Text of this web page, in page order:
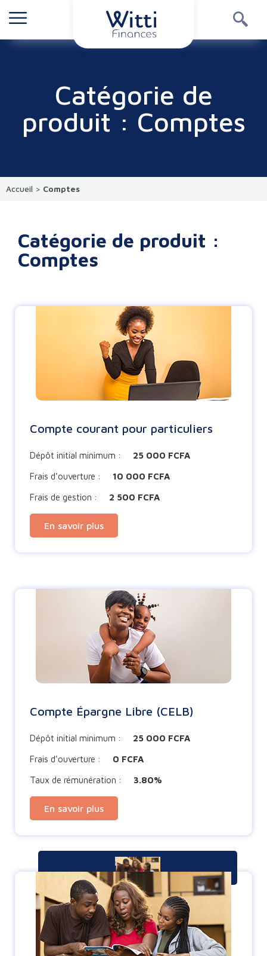
Catégorie de
produit : Comptes
Accueil > Comptes
Catégorie de produit :
Comptes
Compte courant pour particuliers
Dépôt initial minimum : 25 000 FCFA
Frais d’ouverture : 10 000 FCFA
Frais de gestion : 2 500 FCFA
En savoir plus
Compte Épargne Libre (CELB)
Dépôt initial minimum : 25 000 FCFA
Frais d’ouverture : 0 FCFA
Taux de rémunération : 3.80%
En savoir plus